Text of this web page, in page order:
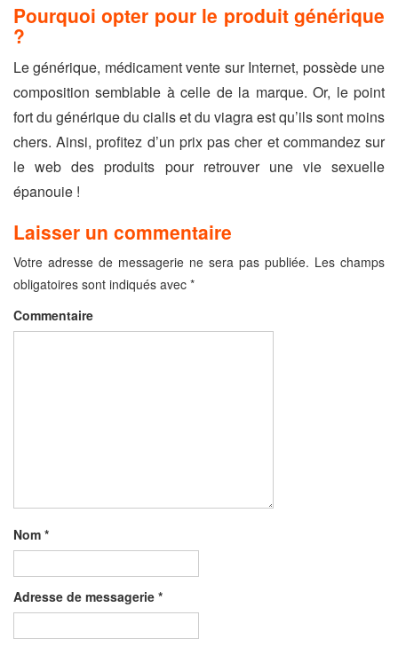
Pourquoi opter pour le produit générique
?
Le générique, médicament vente sur Internet, possède une
composition semblable à celle de la marque. Or, le point
fort du générique du cialis et du viagra est qu’ils sont moins
chers. Ainsi, profitez d’un prix pas cher et commandez sur
le web des produits pour retrouver une vie sexuelle
épanouie !
Laisser un commentaire
Votre adresse de messagerie ne sera pas publiée. Les champs
obligatoires sont indiqués avec *
Commentaire
Nom *
Adresse de messagerie *